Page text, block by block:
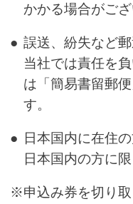
かかる場合がござ
● 誤送、紛失など
当社では責任を
は「簡易書留郵
す。
● 日本国内に在住
日本国内の方に
※申込み券を切り